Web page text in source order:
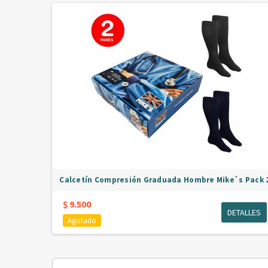
Calcetín Compresión Graduada Hombre Mike`s Pack
$ 9.500
Agotado
DETALLES